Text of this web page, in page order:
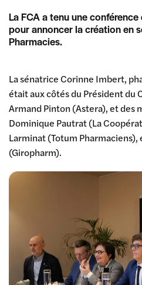
La FCA a tenu une
pour annoncer la création en
Pharmacies.
La sénatrice Corinne Imbert,
était aux côtés du Président du
Armand Pinton (Astera), et des
Dominique Pautrat (La
Larminat (Totum Pharmaciens),
(Giropharm).